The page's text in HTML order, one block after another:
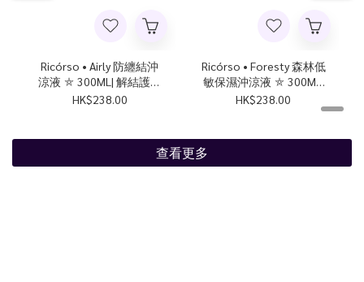
Ricórso • Airly 防纏結沖
涼液 ⛤ 300ML| 解結護毛
專為長毛狗狗而設| 只限
HK$238.00
Ricórso • Foresty 森林低
敏保濕沖涼液 ⛤ 300ML|
保濕清爽 低敏配方｜只
HK$238.00
查看更多